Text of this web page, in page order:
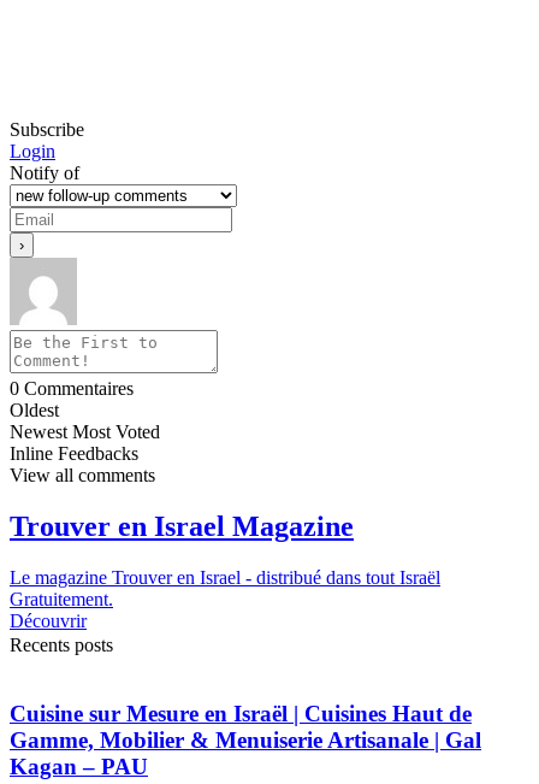
Subscribe
Login
Notify of
0 Commentaires
Oldest
Newest Most Voted
Inline Feedbacks
View all comments
Trouver en Israel Magazine
Le magazine Trouver en Israel - distribué dans tout Israël
Gratuitement.
Découvrir
Recents posts
Cuisine sur Mesure en Israël | Cuisines Haut de
Gamme, Mobilier & Menuiserie Artisanale | Gal
Kagan – PAU